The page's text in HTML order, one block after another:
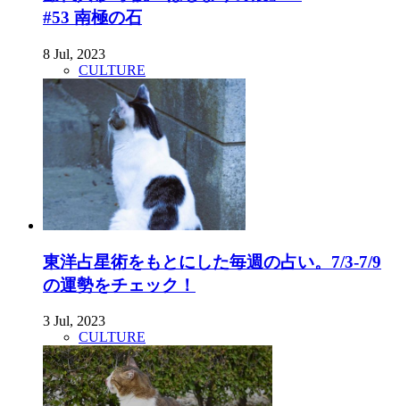
#53 南極の石
8 Jul, 2023
CULTURE
東洋占星術をもとにした毎週の占い。7/3-7/9
の運勢をチェック！
3 Jul, 2023
CULTURE